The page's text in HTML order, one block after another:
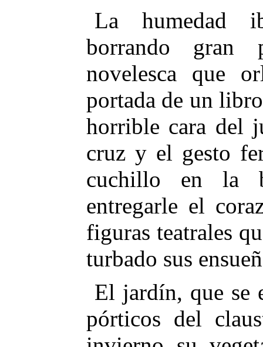
La humedad
borrando gran
novelesca que
portada de un
horrible cara del
cruz y el gesto
cuchillo en la
entregarle el
figuras teatrales
turbado sus
El jardín, que se
pórticos del